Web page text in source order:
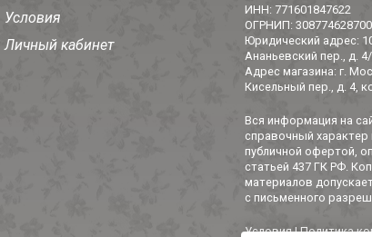
Условия
Личный кабинет
ИНН: 771601847622
ОГРНИП:
Юридический адрес:
Ананьевский пер., д.
Адрес магазина: г.
Кисельный пер., д. 4,
Вся информация на
справочный характер
публичной офертой,
статьей 437 ГК РФ.
материалов
с письменного
Условия|Политика